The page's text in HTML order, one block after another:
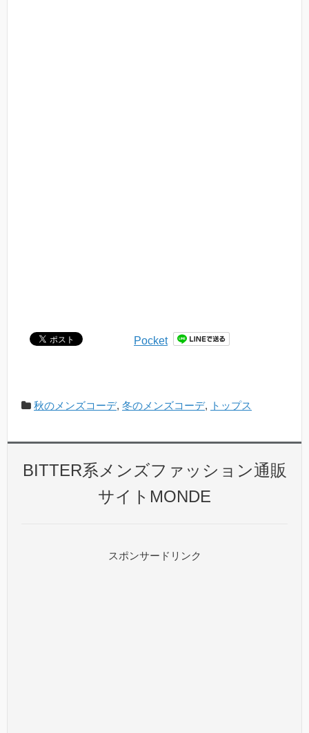
Pocket
秋のメンズコーデ, 冬のメンズコーデ, トップス
BITTER系メンズファッション通販
サイトMONDE
スポンサードリンク